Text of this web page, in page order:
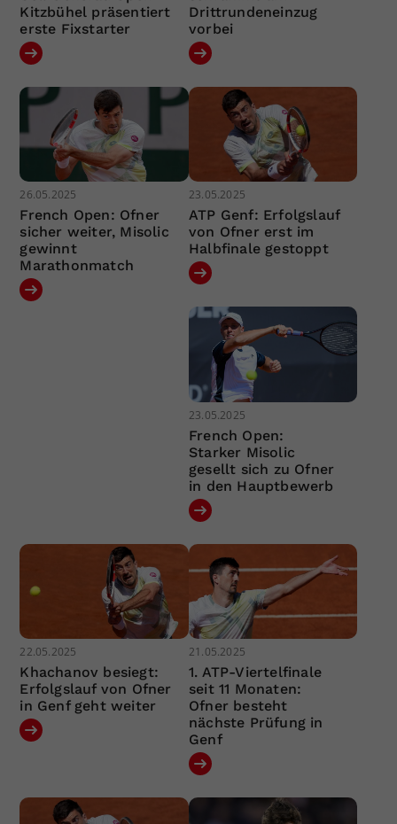
Kitzbühel präsentiert
erste Fixstarter
Drittrundeneinzug
vorbei
26.05.2025
French Open: Ofner
sicher weiter, Misolic
gewinnt
Marathonmatch
23.05.2025
ATP Genf: Erfolgslauf
von Ofner erst im
Halbfinale gestoppt
23.05.2025
French Open:
Starker Misolic
gesellt sich zu Ofner
in den Hauptbewerb
22.05.2025
Khachanov besiegt:
Erfolgslauf von Ofner
in Genf geht weiter
21.05.2025
1. ATP-Viertelfinale
seit 11 Monaten:
Ofner besteht
nächste Prüfung in
Genf